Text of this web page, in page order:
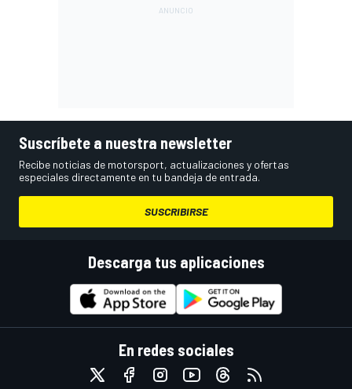
Suscríbete a nuestra newsletter
Recibe noticias de motorsport, actualizaciones y ofertas
especiales directamente en tu bandeja de entrada.
SUSCRIBIRSE
Descarga tus aplicaciones
En redes sociales